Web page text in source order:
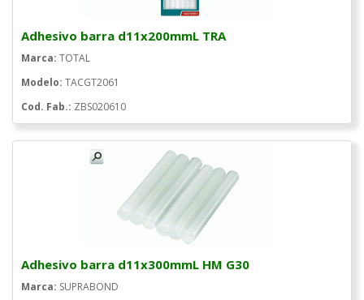
Adhesivo barra d11x200mmL TRA
Marca: TOTAL
Modelo: TACGT2061
Cod. Fab.: ZBS020610
Adhesivo barra d11x300mmL HM G30
Marca: SUPRABOND